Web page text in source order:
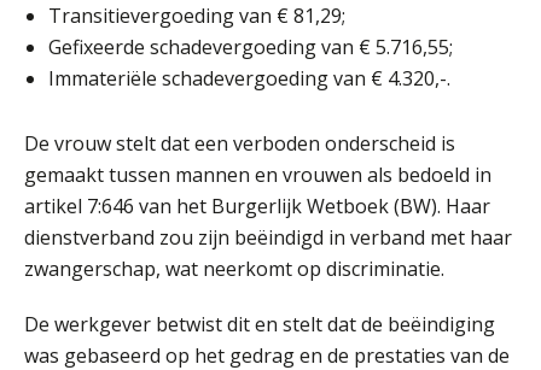
Transitievergoeding van € 81,29;
Gefixeerde schadevergoeding van € 5.716,55;
Immateriële schadevergoeding van € 4.320,-.
De vrouw stelt dat een verboden onderscheid is
gemaakt tussen mannen en vrouwen als bedoeld in
artikel 7:646 van het Burgerlijk Wetboek (BW). Haar
dienstverband zou zijn beëindigd in verband met haar
zwangerschap, wat neerkomt op discriminatie.
De werkgever betwist dit en stelt dat de beëindiging
was gebaseerd op het gedrag en de prestaties van de
Jan Mooren
Joost Severs